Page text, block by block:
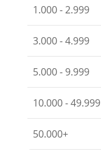
1.000 - 2.999
3.000 - 4.999
5.000 - 9.999
10.000 - 49.999
50.000+